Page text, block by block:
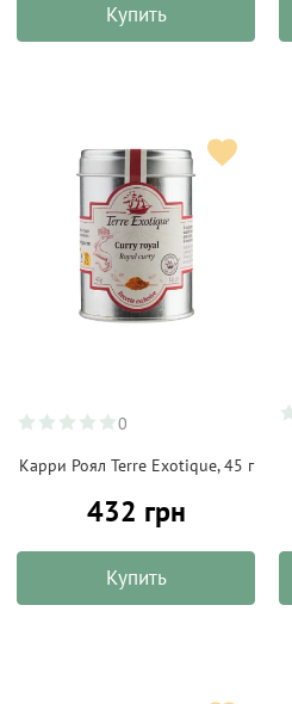
Купить
0
Карри Роял Terre Exotique, 45 г
432 грн
Купить